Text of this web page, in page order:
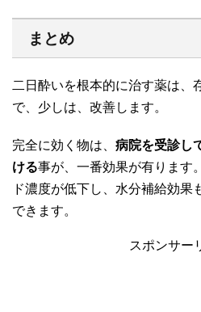
まとめ
二日酔いを根本的に治す薬は、
で、少しは、改善します。
完全に効く物は、 病院を受診し
ける事が、一番効果が有ります
ド濃度が低下し、水分補給効果
できます。
スポンサー